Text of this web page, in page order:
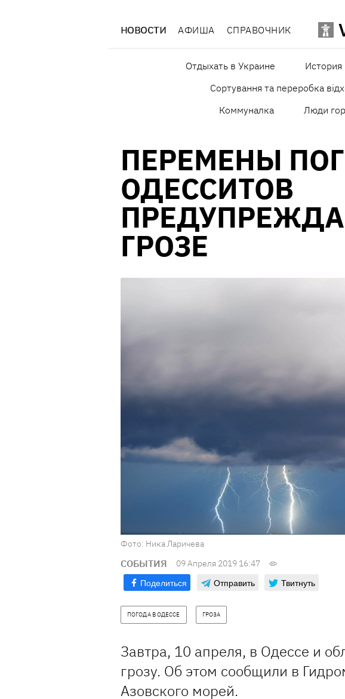
НОВОСТИ АФИША СПРАВОЧНИК
Отдыхать в Украине
Сортування та переробка
Коммуналка
Люди
ПЕРЕМЕНЫ
ОДЕССИТОВ
ГРОЗЕ
Фото: Ника Ларичева
СОБЫТИЯ 09 Апреля 2019 16:47
Поделиться Отправить Твитнуть
ПОГОДА В ОДЕССЕ ГРОЗА
Завтра, 10 апреля, в Одессе и
грозу. Об этом сообщили в
Азовского морей.